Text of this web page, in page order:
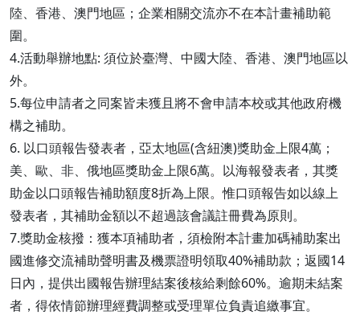
陸、香港、澳門地區；企業相關交流亦不在本計畫補助範
圍。
4.活動舉辦地點: 須位於臺灣、中國大陸、香港、澳門地區以
外。
5.每位申請者之同案皆未獲且將不會申請本校或其他政府機
構之補助。
6. 以口頭報告發表者，亞太地區(含紐澳)獎助金上限4萬；
美、歐、非、俄地區獎助金上限6萬。以海報發表者，其獎
助金以口頭報告補助額度8折為上限。惟口頭報告如以線上
發表者，其補助金額以不超過該會議註冊費為原則。
7.獎助金核撥：獲本項補助者，須檢附本計畫加碼補助案出
國進修交流補助聲明書及機票證明領取40%補助款；返國14
日內，提供出國報告辦理結案後核給剩餘60%。逾期未結案
者，得依情節辦理經費調整或受理單位負責追繳事宜。